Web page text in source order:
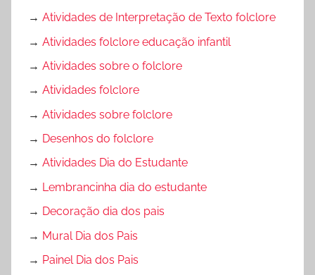
→ Atividades de Interpretação de Texto folclore
→ Atividades folclore educação infantil
→ Atividades sobre o folclore
→ Atividades folclore
→ Atividades sobre folclore
→ Desenhos do folclore
→ Atividades Dia do Estudante
→ Lembrancinha dia do estudante
→ Decoração dia dos pais
→ Mural Dia dos Pais
→ Painel Dia dos Pais